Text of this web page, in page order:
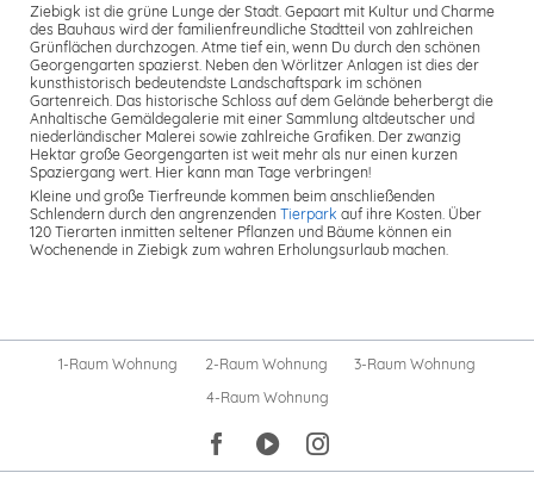
Ziebigk ist die grüne Lunge der Stadt. Gepaart mit Kultur und Charme
des Bauhaus wird der familienfreundliche Stadtteil von zahlreichen
Grünflächen durchzogen. Atme tief ein, wenn Du durch den schönen
Georgengarten spazierst. Neben den Wörlitzer Anlagen ist dies der
kunsthistorisch bedeutendste Landschaftspark im schönen
Gartenreich. Das historische Schloss auf dem Gelände beherbergt die
Anhaltische Gemäldegalerie mit einer Sammlung altdeutscher und
niederländischer Malerei sowie zahlreiche Grafiken. Der zwanzig
Hektar große Georgengarten ist weit mehr als nur einen kurzen
Spaziergang wert. Hier kann man Tage verbringen!
Kleine und große Tierfreunde kommen beim anschließenden
Schlendern durch den angrenzenden Tierpark auf ihre Kosten. Über
120 Tierarten inmitten seltener Pflanzen und Bäume können ein
Wochenende in Ziebigk zum wahren Erholungsurlaub machen.
Navigation
überspringen
1-Raum Wohnung 2-Raum Wohnung
3-Raum Wohnung
4-Raum Wohnung